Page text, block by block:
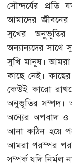
সৌন্দর্যের প্রতি
আমাদের
সুখের অনুভূতির
অন্যান্যদের সাথে
সুখি মানুষ।
কাছে নেই।
কেউই কারো
অনুভূতির সম্পদ।
অন্যের অপবাদ ও
আনা কঠিন হয়ে
আমরা পরস্পর
সম্পর্ক যদি